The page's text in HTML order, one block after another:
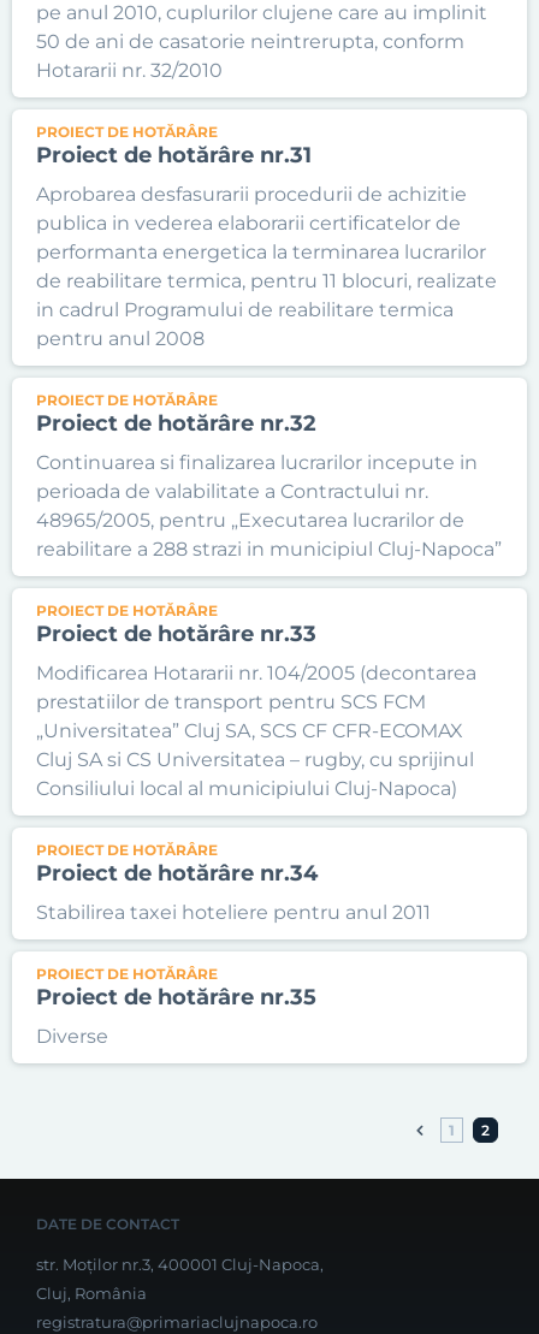
pe anul 2010, cuplurilor clujene care au implinit
50 de ani de casatorie neintrerupta, conform
Hotararii nr. 32/2010
PROIECT DE HOTĂRÂRE
Proiect de hotărâre nr.31
Aprobarea desfasurarii procedurii de achizitie
publica in vederea elaborarii certificatelor de
performanta energetica la terminarea lucrarilor
de reabilitare termica, pentru 11 blocuri, realizate
in cadrul Programului de reabilitare termica
pentru anul 2008
PROIECT DE HOTĂRÂRE
Proiect de hotărâre nr.32
Continuarea si finalizarea lucrarilor incepute in
perioada de valabilitate a Contractului nr.
48965/2005, pentru „Executarea lucrarilor de
reabilitare a 288 strazi in municipiul Cluj-Napoca”
PROIECT DE HOTĂRÂRE
Proiect de hotărâre nr.33
Modificarea Hotararii nr. 104/2005 (decontarea
prestatiilor de transport pentru SCS FCM
„Universitatea” Cluj SA, SCS CF CFR-ECOMAX
Cluj SA si CS Universitatea – rugby, cu sprijinul
Consiliului local al municipiului Cluj-Napoca)
PROIECT DE HOTĂRÂRE
Proiect de hotărâre nr.34
Stabilirea taxei hoteliere pentru anul 2011
PROIECT DE HOTĂRÂRE
Proiect de hotărâre nr.35
Diverse
1 2
DATE DE CONTACT
str. Moților nr.3, 400001 Cluj-Napoca,
Cluj, România
registratura@primariaclujnapoca.ro